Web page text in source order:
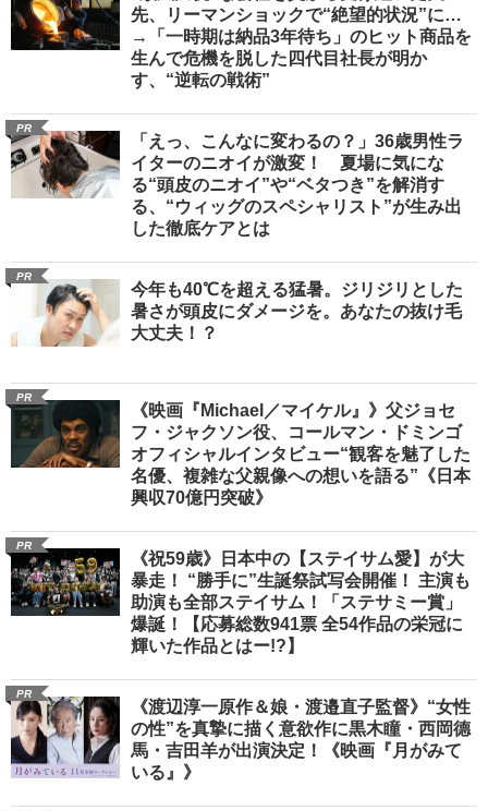
先、リーマンショックで“絶望的状況”に…
→「一時期は納品3年待ち」のヒット商品を
生んで危機を脱した四代目社長が明か
す、“逆転の戦術”
PR
「えっ、こんなに変わるの？」36歳男性ラ
イターのニオイが激変！ 夏場に気にな
る“頭皮のニオイ”や“ベタつき”を解消す
る、“ウィッグのスペシャリスト”が生み出
した徹底ケアとは
PR
今年も40℃を超える猛暑。ジリジリとした
暑さが頭皮にダメージを。あなたの抜け毛
大丈夫！？
PR
《映画『Michael／マイケル』》父ジョセ
フ・ジャクソン役、コールマン・ドミンゴ
オフィシャルインタビュー“観客を魅了した
名優、複雑な父親像への想いを語る”《日本
興収70億円突破》
PR
《祝59歳》日本中の【ステイサム愛】が大
暴走！ “勝手に”生誕祭試写会開催！ 主演も
助演も全部ステイサム！「ステサミー賞」
爆誕！【応募総数941票 全54作品の栄冠に
輝いた作品とはー!?】
PR
《渡辺淳一原作＆娘・渡邉直子監督》“女性
の性”を真摯に描く意欲作に黒木瞳・西岡德
馬・吉田羊が出演決定！《映画『月がみて
いる』》